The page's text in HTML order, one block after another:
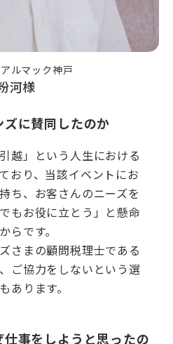
ルマック神戸
河様
に賛同したのか
越」という人生における
おり、当該イベントにお
ち、お客さんのニーズを
もお役に立とう」と懸命
らです。
さまの顧問税理士である
ご協力をしないという選
あります。
事をしようと思ったの